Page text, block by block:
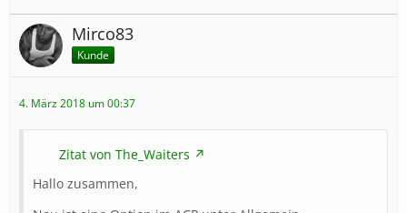
Mirco83
Kunde
4. März 2018 um 00:37
Zitat von The_Waiters
Hallo zusammen,